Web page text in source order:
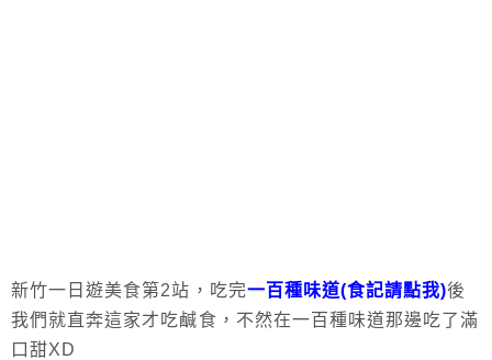
新竹一日遊美食第2站，吃完一百種味道(食記請點我)後
我們就直奔這家才吃鹹食，不然在一百種味道那邊吃了滿
口甜XD